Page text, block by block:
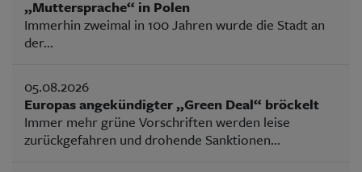
„Muttersprache“ in Polen
Immerhin zweimal in 100 Jahren wurde die Stadt an
der...
05.08.2026
Europas angekündigter „Green Deal“ bröckelt
Immer mehr grüne Vorschriften werden leise
zurückgefahren und drohende Sanktionen...